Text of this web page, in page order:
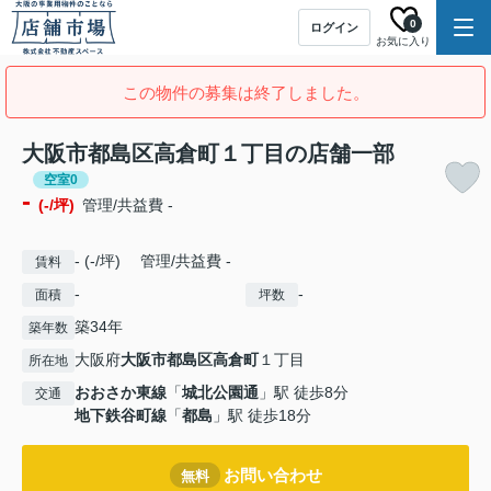
ログイン
お気に入り
0
この物件の募集は終了しました。
大阪市都島区高倉町１丁目の店舗一部
空室0
- (-/坪) 管理/共益費 -
賃料 - (-/坪) 管理/共益費 -
面積 - 坪数 -
築年数 築34年
所在地 大阪府大阪市都島区高倉町１丁目
交通 おおさか東線 「城北公園通 」駅 徒歩8分
地下鉄谷町線 「都島 」駅 徒歩18分
無料 お問い合わせ